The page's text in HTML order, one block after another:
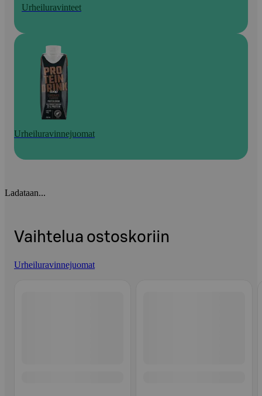
Urheiluravinteet
Urheiluravinnejuomat
Ladataan...
Vaihtelua ostoskoriin
Urheiluravinnejuomat